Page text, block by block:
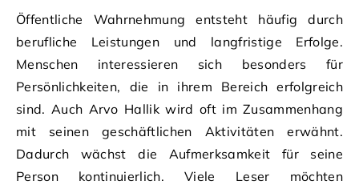
Öffentliche Wahrnehmung entsteht häufig durch
berufliche Leistungen und langfristige Erfolge.
Menschen interessieren sich besonders für
Persönlichkeiten, die in ihrem Bereich erfolgreich
sind. Auch Arvo Hallik wird oft im Zusammenhang
mit seinen geschäftlichen Aktivitäten erwähnt.
Dadurch wächst die Aufmerksamkeit für seine
Person kontinuierlich. Viele Leser möchten